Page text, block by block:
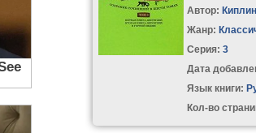
Автор:
Жанр:
Серия:3
Дата
Язык книги:
Кол-во